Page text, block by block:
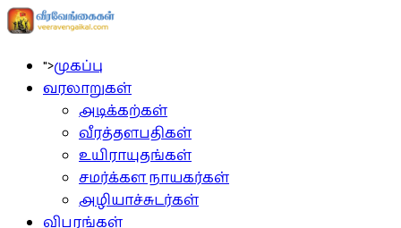
">முகப்பு
வரலாறுகள்
அடிக்கற்கள்
வீரத்தளபதிகள்
உயிராயுதங்கள்
சமர்க்கள நாயகர்கள்
அழியாச்சுடர்கள்
விபரங்கள்